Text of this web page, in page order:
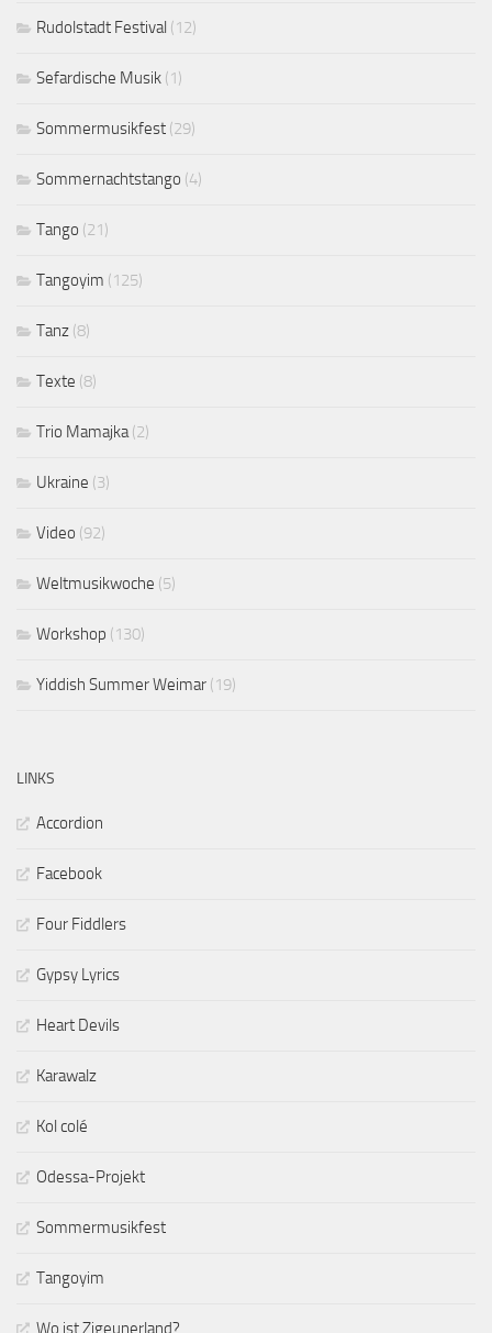
Rudolstadt Festival (12)
Sefardische Musik (1)
Sommermusikfest (29)
Sommernachtstango (4)
Tango (21)
Tangoyim (125)
Tanz (8)
Texte (8)
Trio Mamajka(2)
Ukraine (3)
Video (92)
Weltmusikwoche (5)
Workshop (130)
Yiddish Summer Weimar (19)
LINKS
Accordion
Facebook
Four Fiddlers
Gypsy Lyrics
Heart Devils
Karawalz
Kol colé
Odessa-Projekt
Sommermusikfest
Tangoyim
Wo ist Zigeunerland?